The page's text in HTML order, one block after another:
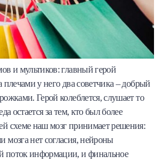
и мультиков: главный герой
у него два советчика – добрый
Герой колеблется, слушает то
остается за тем, кто был более
схеме наш мозг принимает решения:
мозга нет согласия, нейроны
поток информации, и финальное